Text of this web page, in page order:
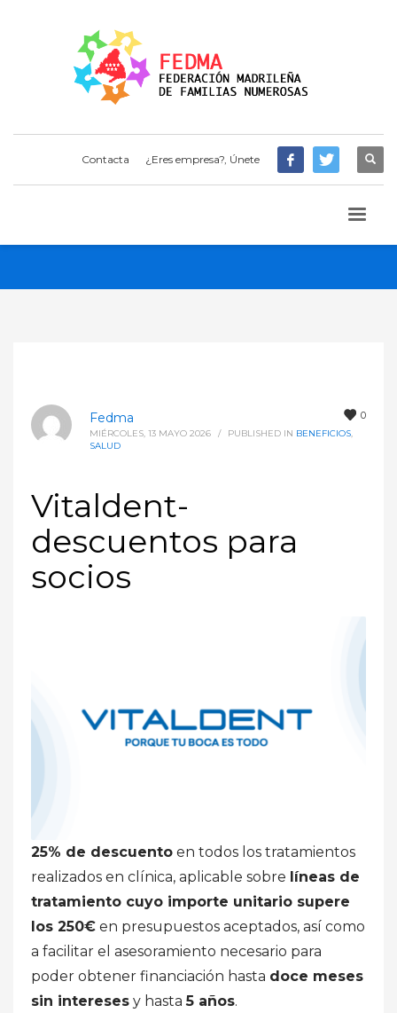
Contacta ¿Eres empresa?, Únete
0
Fedma
MIÉRCOLES, 13 MAYO 2026 / PUBLISHED IN BENEFICIOS
SALUD
Vitaldent-
descuentos para
socios
25% de descuento en todos los tratamientos
realizados en clínica, aplicable sobre líneas de
tratamiento cuyo importe unitario supere
los 250€ en presupuestos aceptados, así como
a facilitar el asesoramiento necesario para
poder obtener financiación hasta doce meses
sin intereses y hasta5 años.